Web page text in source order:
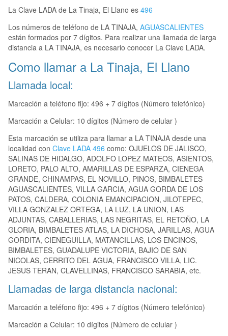
La Clave LADA de La Tinaja, El Llano es 496
Los números de teléfono de LA TINAJA, AGUASCALIENTES
están formados por 7 dígitos. Para realizar una llamada de larga
distancia a LA TINAJA, es necesario conocer La Clave LADA.
Como llamar a La Tinaja, El Llano
Llamada local:
Marcación a teléfono fijo: 496 + 7 dígitos (Número telefónico)
Marcación a Celular: 10 dígitos (Número de celular )
Esta marcación se utiliza para llamar a LA TINAJA desde una
localidad con Clave LADA 496 como: OJUELOS DE JALISCO,
SALINAS DE HIDALGO, ADOLFO LOPEZ MATEOS, ASIENTOS,
LORETO, PALO ALTO, AMARILLAS DE ESPARZA, CIENEGA
GRANDE, CHINAMPAS, EL NOVILLO, PINOS, BIMBALETES
AGUASCALIENTES, VILLA GARCIA, AGUA GORDA DE LOS
PATOS, CALDERA, COLONIA EMANCIPACION, JILOTEPEC,
VILLA GONZALEZ ORTEGA, LA LUZ, LA UNION, LAS
ADJUNTAS, CABALLERIAS, LAS NEGRITAS, EL RETOÑO, LA
GLORIA, BIMBALETES ATLAS, LA DICHOSA, JARILLAS, AGUA
GORDITA, CIENEGUILLA, MATANCILLAS, LOS ENCINOS,
BIMBALETES, GUADALUPE VICTORIA, BAJIO DE SAN
NICOLAS, CERRITO DEL AGUA, FRANCISCO VILLA, LIC.
JESUS TERAN, CLAVELLINAS, FRANCISCO SARABIA, etc.
Llamadas de larga distancia nacional:
Marcación a teléfono fijo: 496 + 7 dígitos (Número telefónico)
Marcación a Celular: 10 dígitos (Número de celular )